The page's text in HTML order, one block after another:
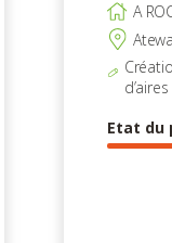
A
Atewa
Etat du